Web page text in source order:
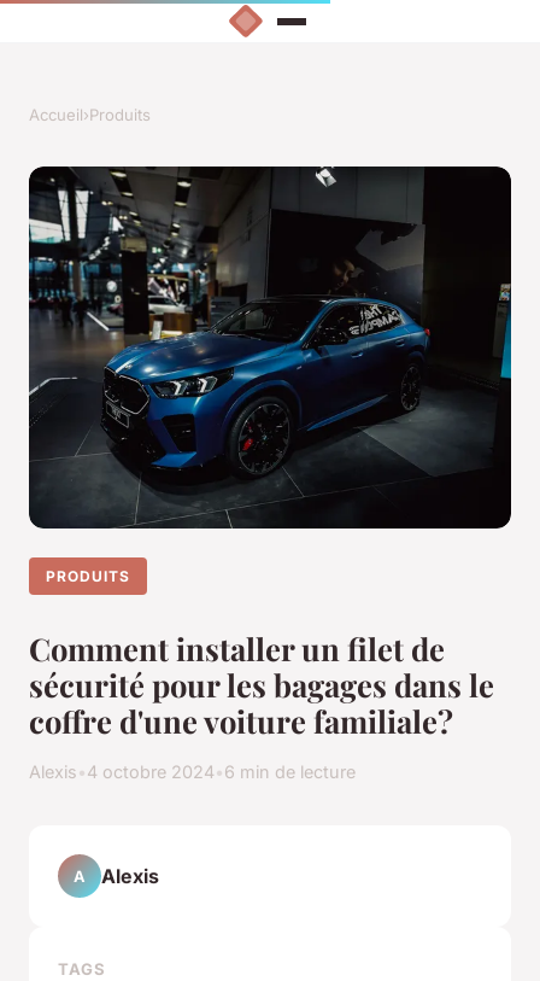
Accueil›Produits
PRODUITS
Comment installer un filet de
sécurité pour les bagages dans le
coffre d'une voiture familiale?
Alexis•4 octobre 2024•6 min de lecture
A Alexis
TAGS